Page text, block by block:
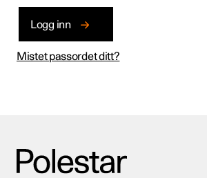
Logg inn
Mistet passordet ditt?